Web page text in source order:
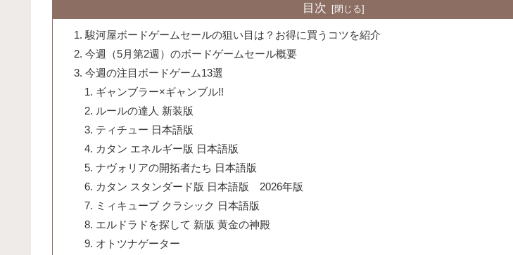
目次
駿河屋ボードゲームセールの狙い目は？お得に買うコツを紹介
今週（5月第2週）のボードゲームセール概要
今週の注目ボードゲーム13選
ギャンブラー×ギャンブル!!
ルールの達人 新装版
ティチュー 日本語版
カタン エネルギー版 日本語版
ナヴォリアの開拓者たち 日本語版
カタン スタンダード版 日本語版 2026年版
ミィキューブ クラシック 日本語版
エルドラドを探して 新版 黄金の神殿
オトツナゲーター